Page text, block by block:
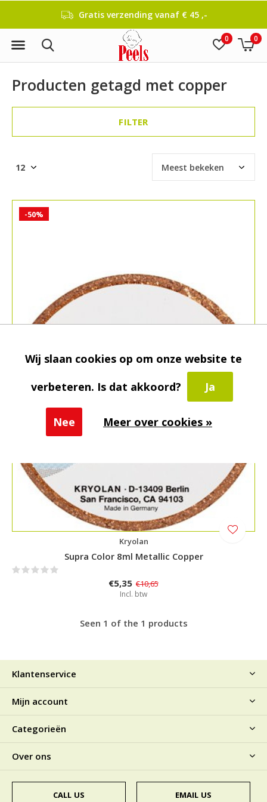
0 0
Gratis verzending vanaf € 45 ,-
Producten getagd met copper
FILTER
-50%
Kryolan
Supra Color 8ml Metallic Copper
€5,35 €10,65
Incl. btw
Seen 1 of the 1 products
Klantenservice
Mijn account
Categorieën
Over ons
CALL US EMAIL US
Wij slaan cookies op om onze website te
verbeteren. Is dat akkoord?
Ja
Nee Meer over cookies »